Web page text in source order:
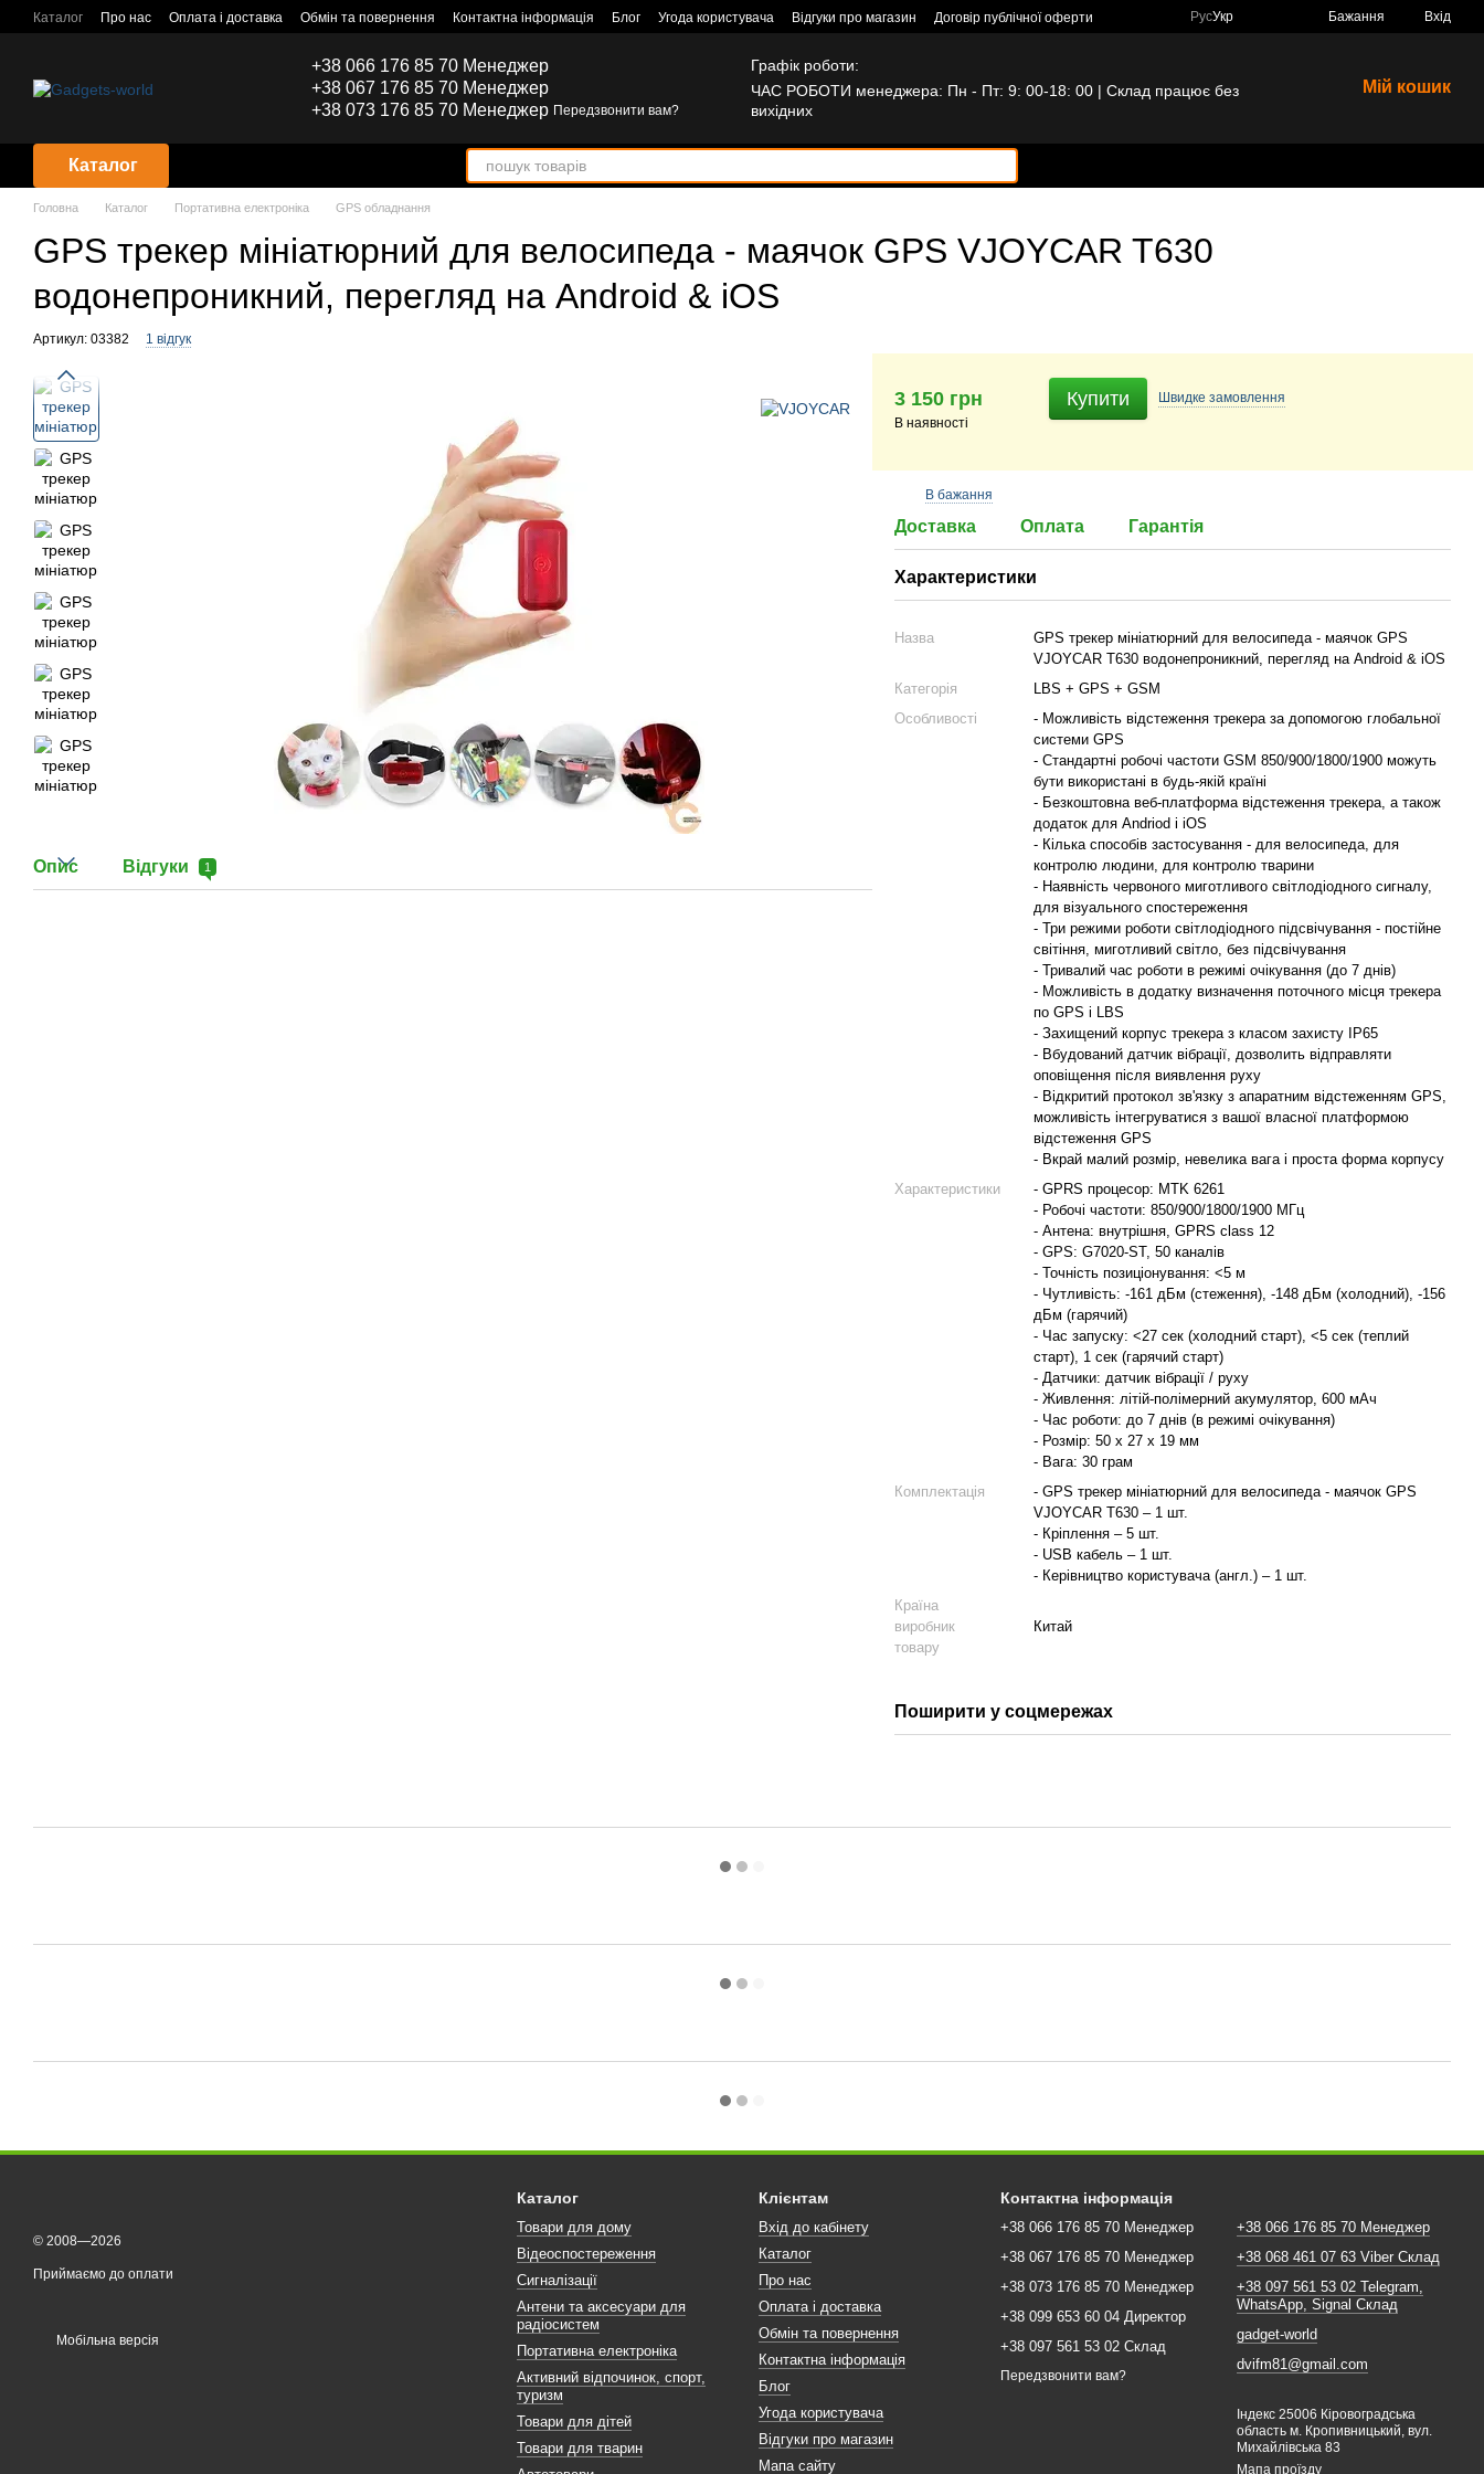
Перейти до основного контенту
Каталог Про нас Оплата і доставка Обмін та повернення Контактна інформація Блог Угода користувача Відгуки про магазин Договір публічної оферти РусУкр Бажання Вхід
+38 066 176 85 70 Менеджер
+38 067 176 85 70 Менеджер
+38 073 176 85 70 Менеджер Передзвонити вам?
Графік роботи:
ЧАС РОБОТИ менеджера: Пн - Пт: 9: 00-18: 00 | Склад працює без
вихідних
Мій кошик
Каталог
Головна Каталог Портативна електроніка GPS обладнання
GPS трекер мініатюрний для велосипеда - маячок GPS VJOYCAR T630
водонепроникний, перегляд на Android & iOS
Артикул: 03382 1 відгук
Опис Відгуки 1
3 150 грн
В наявності
Купити Швидкезамовлення
В бажання
Доставка Оплата Гарантія
Характеристики
Назва
GPS трекер мініатюрний для велосипеда - маячок GPS
VJOYCAR T630 водонепроникний, перегляд на Android & iOS
Категорія
LBS + GPS + GSM
Особливості
- Можливість відстеження трекера за допомогою глобальної
системи GPS
- Стандартні робочі частоти GSM 850/900/1800/1900 можуть
бути використані в будь-якій країні
- Безкоштовна веб-платформа відстеження трекера, а також
додаток для Andriod і iOS
- Кілька способів застосування - для велосипеда, для
контролю людини, для контролю тварини
- Наявність червоного миготливого світлодіодного сигналу,
для візуального спостереження
- Три режими роботи світлодіодного підсвічування - постійне
світіння, миготливий світло, без підсвічування
- Тривалий час роботи в режимі очікування (до 7 днів)
- Можливість в додатку визначення поточного місця трекера
по GPS і LBS
- Захищений корпус трекера з класом захисту IP65
- Вбудований датчик вібрації, дозволить відправляти
оповіщення після виявлення руху
- Відкритий протокол зв'язку з апаратним відстеженням GPS,
можливість інтегруватися з вашої власної платформою
відстеження GPS
- Вкрай малий розмір, невелика вага і проста форма корпусу
Характеристики
- GPRS процесор: MTK 6261
- Робочі частоти: 850/900/1800/1900 МГц
- Антена: внутрішня, GPRS class 12
- GPS: G7020-ST, 50 каналів
- Точність позиціонування: <5 м
- Чутливість: -161 дБм (стеження), -148 дБм (холодний), -156
дБм (гарячий)
- Час запуску: <27 сек (холодний старт), <5 сек (теплий
старт), 1 сек (гарячий старт)
- Датчики: датчик вібрації / руху
- Живлення: літій-полімерний акумулятор, 600 мАч
- Час роботи: до 7 днів (в режимі очікування)
- Розмір: 50 х 27 х 19 мм
- Вага: 30 грам
Комплектація
- GPS трекер мініатюрний для велосипеда - маячок GPS
VJOYCAR T630 – 1 шт.
- Кріплення – 5 шт.
- USB кабель – 1 шт.
- Керівництво користувача (англ.) – 1 шт.
Країна
виробник
товару
Китай
Поширити у соцмережах
© 2008—2026
Приймаємо до оплати
Мобільна версія
Каталог
Товари для дому
Відеоспостереження
Сигналізації
Антени та аксесуари для
радіосистем
Портативна електроніка
Активний відпочинок, спорт,
туризм
Товари для дітей
Товари для тварин
Клієнтам
Вхід до кабінету
Каталог
Про нас
Оплата і доставка
Обмін та повернення
Контактна інформація
Блог
Угода користувача
Відгуки про магазин
Мапа сайту
Контактна інформація
+38 066 176 85 70 Менеджер
+38 067 176 85 70 Менеджер
+38 073 176 85 70 Менеджер
+38 099 653 60 04 Директор
+38 097 561 53 02 Склад
Передзвонити вам?
+38 066 176 85 70 Менеджер
+38 068 461 07 63 Viber Склад
+38 097 561 53 02 Telegram,
WhatsApp, Signal Склад
gadget-world
dvifm81@gmail.com
Індекс 25006 Кіровоградська
область м. Кропивницький, вул.
Михайлівська 83
Мапа проїзду